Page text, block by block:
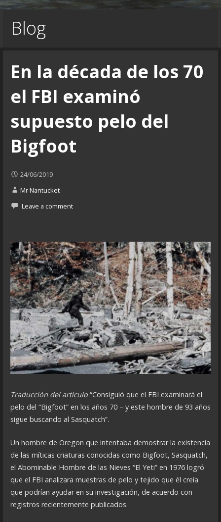
Blog
En la década de los 70
el FBI examinó
supuesto pelo del
Bigfoot
24/06/2019
Mr Nantucket
Leave a comment
Traducción del artículo“Consiguió que el FBI examinará el
pelo del “Bigfoot” en los años 70 – y este hombre de 93 años
sigue buscando al Sasquatch”.
Un hombre de Oregon que intentaba demostrar la existencia
de las míticas criaturas conocidas como Bigfoot, Sasquatch,
el Abominable Hombre de las Nieves “El Yeti” en 1976 logró
que el FBI analizara muestras de pelo y tejido que él creía
que podrían ayudar en su investigación, de acuerdo con
registros recientemente publicados.